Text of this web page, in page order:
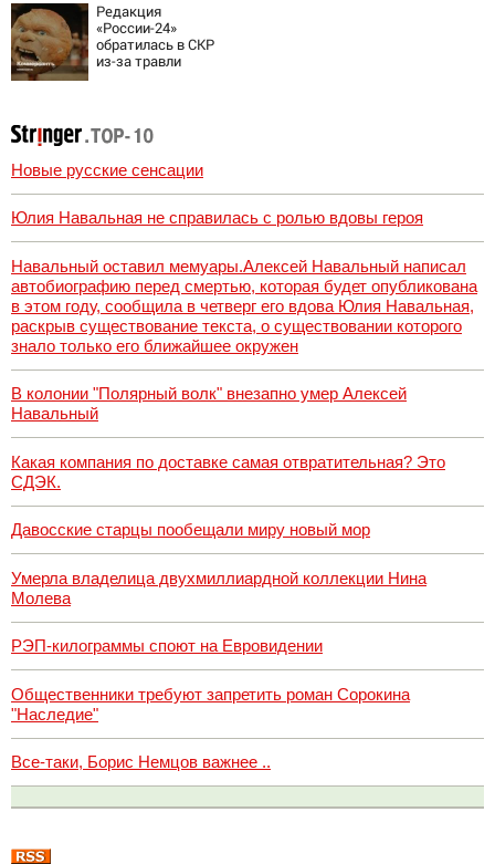
Редакция
«России-24»
обратилась в СКР
из-за травли
Новые русские сенсации
Юлия Навальная не справилась с ролью вдовы героя
Навальный оставил мемуары.Алексей Навальный написал
автобиографию перед смертью, которая будет опубликована
в этом году, сообщила в четверг его вдова Юлия Навальная,
раскрыв существование текста, о существовании которого
знало только его ближайшее окружен
В колонии "Полярный волк" внезапно умер Алексей
Навальный
Какая компания по доставке самая отвратительная? Это
СДЭК.
Давосские старцы пообещали миру новый мор
Умерла владелица двухмиллиардной коллекции Нина
Молева
РЭП-килограммы споют на Евровидении
Общественники требуют запретить роман Сорокина
"Наследие"
Все-таки, Борис Немцов важнее ..